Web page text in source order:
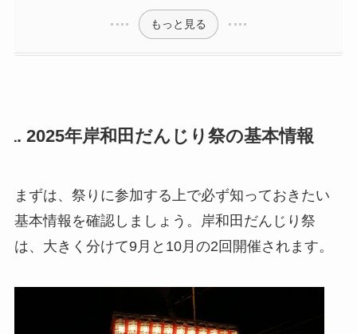
もっと見る
1. 2025年岸和田だんじり祭の基本情報
まずは、祭りに参加する上で必ず知っておきたい
基本情報を確認しましょう。岸和田だんじり祭
は、大きく分けて9月と10月の2回開催されます。